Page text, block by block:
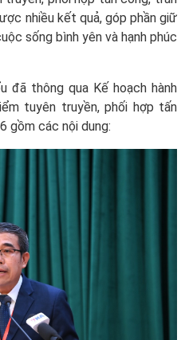
nhiều kết quả, góp phần giữ
sống bình yên và hạnh phúc
đã thông qua Kế hoạch hành
tuyên truyền, phối hợp tấn
gồm các nội dung: